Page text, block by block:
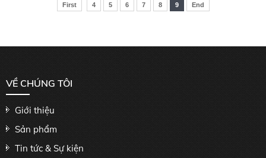
First 4 5 6 7 8 9 End
VỀ CHÚNG TÔI
Giới thiệu
Sản phẩm
Tin tức & Sự kiện